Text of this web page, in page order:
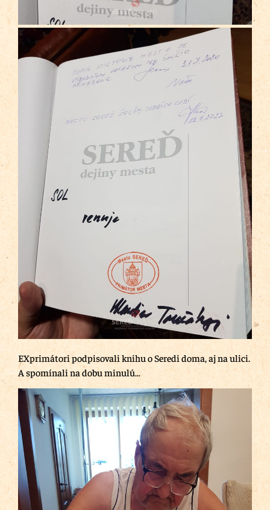
EXprimátori podpisovali knihu o Seredi doma, aj na ulici.
A spomínali na dobu minulú…